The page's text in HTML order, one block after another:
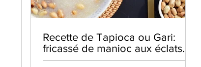
Recette de Tapioca ou Gari:
fricassé de manioc aux éclats
de cacahuètes